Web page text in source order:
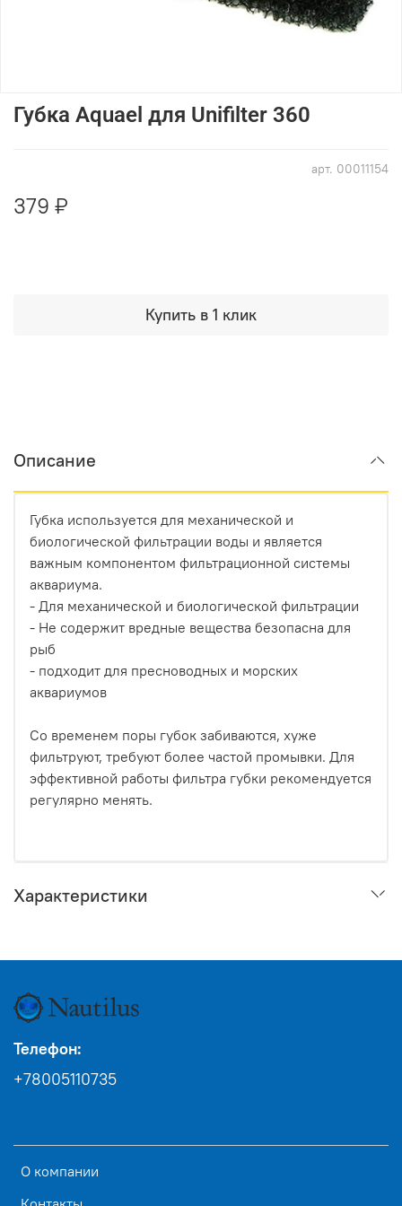
арт. 00011154
Губка Aquael для Unifilter 360
379 ₽
Купить в 1 клик
Описание
Губка используется для механической и
биологической фильтрации воды и является
важным компонентом фильтрационной системы
аквариума.
- Для механической и биологической фильтрации
- Не содержит вредные вещества безопасна для
рыб
- подходит для пресноводных и морских
аквариумов
Со временем поры губок забиваются, хуже
фильтруют, требуют более частой промывки. Для
эффективной работы фильтра губки рекомендуется
регулярно менять.
Характеристики
О компании
Телефон:
+78005110735